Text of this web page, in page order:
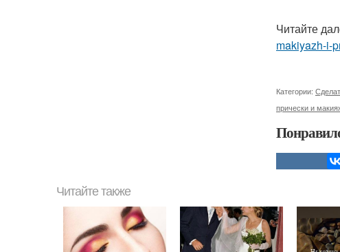
Читайте
makiyazh-i-
Категории:
прически и
Читайте также